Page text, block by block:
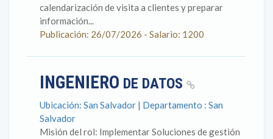
calendarización de visita a clientes y preparar
información...
Publicación: 26/07/2026 - Salario: 1200
INGENIERO DE DATOS
Ubicación: San Salvador | Departamento : San
Salvador
Misión del rol: Implementar Soluciones de gestión